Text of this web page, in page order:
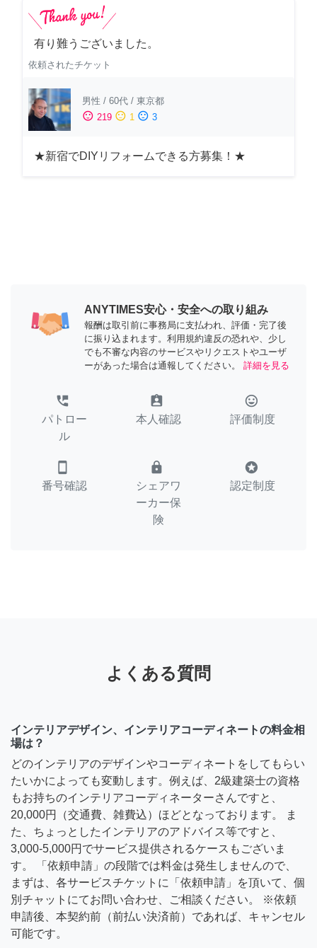
有り難うございました。
依頼されたチケット
男性 / 60代 / 東京都
sentiment_satisfied 219 sentiment_neutral 1 sentiment_dissatisfied 3
★新宿でDIYリフォームできる方募集！★
ANYTIMES安心・安全への取り組み
報酬は取引前に事務局に支払われ、評価・完了後
に振り込まれます。利用規約違反の恐れや、少し
でも不審な内容のサービスやリクエストやユーザ
ーがあった場合は通報してください。
詳細を見る
perm_phone_msg
パトロー
ル
assignment_ind
本人確認
tag_faces
評価制度
smartphone
番号確認
lock
シェアワ
ーカー保
険
stars
認定制度
よくある質問
インテリアデザイン、インテリアコーディネートの料金相
場は？
どのインテリアのデザインやコーディネートをしてもらい
たいかによっても変動します。例えば、2級建築士の資格
もお持ちのインテリアコーディネーターさんですと、
20,000円（交通費、雑費込）ほどとなっております。 ま
た、ちょっとしたインテリアのアドバイス等ですと、
3,000-5,000円でサービス提供されるケースもございま
す。 「依頼申請」の段階では料金は発生しませんので、
まずは、各サービスチケットに「依頼申請」を頂いて、個
別チャットにてお問い合わせ、ご相談ください。 ※依頼
申請後、本契約前（前払い決済前）であれば、キャンセル
可能です。